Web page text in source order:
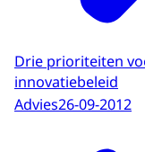
Drie prioriteiten
innovatiebeleid
Advies26-09-2012